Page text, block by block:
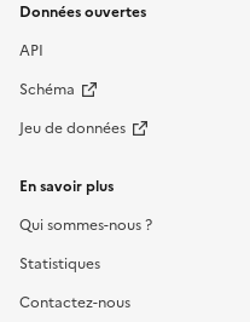
Données ouvertes
API
Schéma
Jeu de données
En savoir plus
Qui sommes-nous ?
Statistiques
Contactez-nous